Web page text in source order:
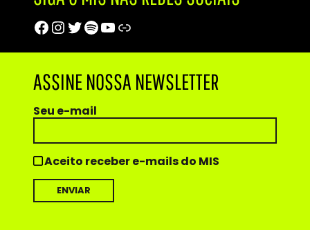
Facebook
Instagram
Twitter
Spotify
Youtube
Trip Advisor
ASSINE NOSSA NEWSLETTER
Seu e-mail
Aceito receber e-mails do MIS